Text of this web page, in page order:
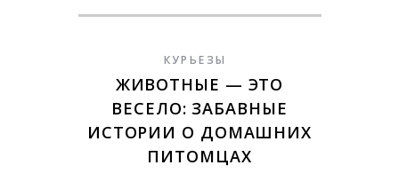
КУРЬЕЗЫ
ЖИВОТНЫЕ — ЭТО
ВЕСЕЛО: ЗАБАВНЫЕ
ИСТОРИИ О ДОМАШНИХ
ПИТОМЦАХ